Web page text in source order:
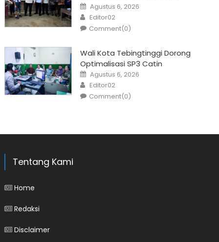
Posted
on
Agustus 6, 2026
Author
Editor02
Comment(0)
Wali Kota Tebingtinggi Dorong
Optimalisasi SP3 Catin
Posted
on
Agustus 6, 2026
Author
Editor02
Comment(0)
Tentang Kami
Home
Redaksi
Disclaimer